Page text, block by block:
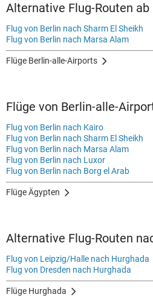
Alternative Flug-Routen
Flug von Berlin nach Sharm El Sheikh
Flug von Berlin nach Marsa Alam
Flüge Berlin-alle-Airports
Flüge von Berlin-alle-
Flug von Berlin nach Kairo
Flug von Berlin nach Sharm El Sheikh
Flug von Berlin nach Marsa Alam
Flug von Berlin nach Luxor
Flug von Berlin nach Borg el Arab
Flüge Ägypten
Alternative Flug-Routen
Flug von Leipzig/Halle nach Hurghada
Flug von Dresden nach Hurghada
Flüge Hurghada